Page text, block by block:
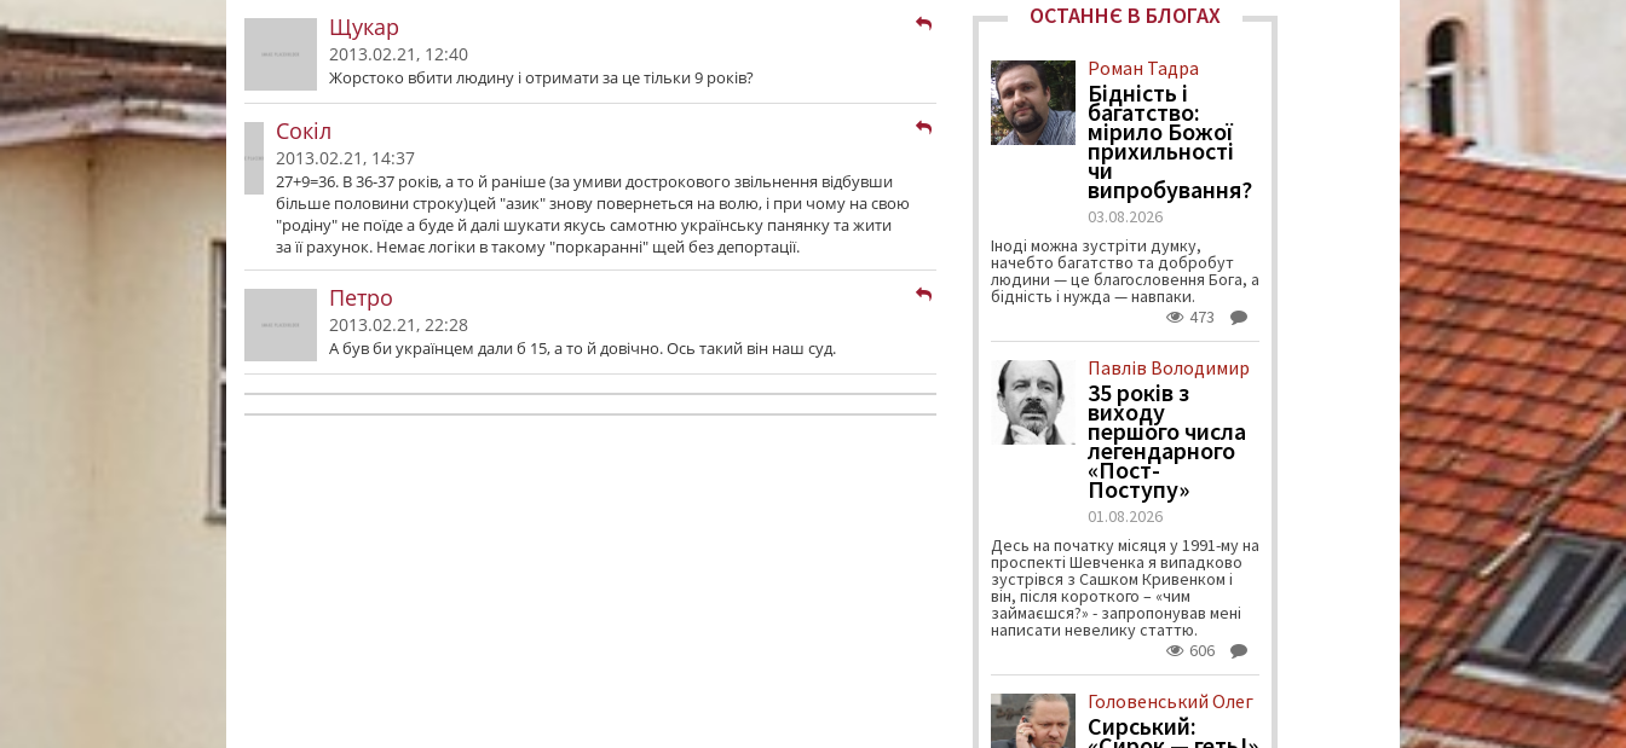
Щукар
2013.02.21, 12:40
Жорстоко вбити людину і отримати за це тільки 9 років?
Сокіл
2013.02.21, 14:37
27+9=36. В 36-37 років, а то й раніше (за умиви дострокового звільнення відбувши
більше половини строку)цей "азик" знову повернеться на волю, і при чому на свою
"родіну" не поїде а буде й далі шукати якусь самотню українську панянку та жити
за її рахунок. Немає логіки в такому "поркаранні" щей без депортації.
Петро
2013.02.21, 22:28
А був би українцем дали б 15, а то й довічно. Ось такий він наш суд.
ОСТАННЄ В БЛОГАХ
Роман Тадра
Бідність і
багатство:
мірило Божої
прихильності
чи
випробування?
03.08.2026
Іноді можна зустріти думку,
начебто багатство та добробут
людини — це благословення Бога, а
бідність і нужда — навпаки.
473
Павлів Володимир
35 років з
виходу
першого числа
легендарного
«Пост-
Поступу»
01.08.2026
Десь на початку місяця у 1991-му на
проспекті Шевченка я випадково
зустрівся з Сашком Кривенком і
він, після короткого – «чим
займаєшся?» - запропонував мені
написати невелику статтю.
606
Головенський Олег
Сирський: